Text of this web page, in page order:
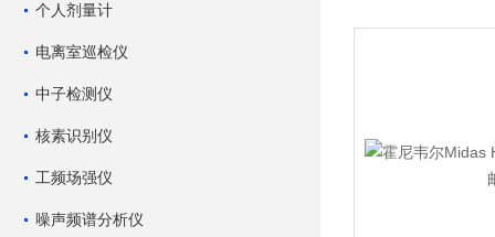
个人剂量计
电离室巡检仪
中子检测仪
核素识别仪
工频场强仪
噪声频谱分析仪